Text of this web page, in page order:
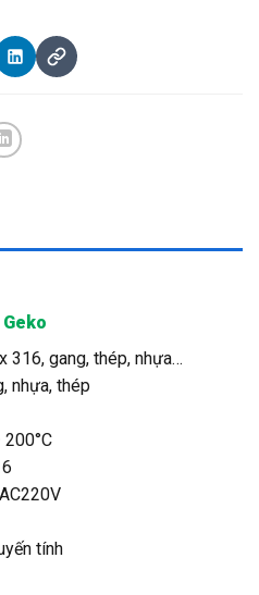
316, gang, thép, nhựa…
nhựa, thép
tính